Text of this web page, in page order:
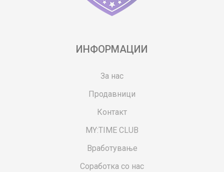
ИНФОРМАЦИИ
За нас
Продавници
Контакт
MY:TIME CLUB
Вработување
Соработка со нас